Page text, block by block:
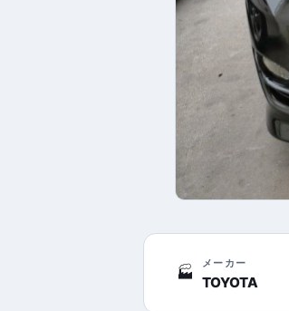
🏭
メーカー
TOYOTA